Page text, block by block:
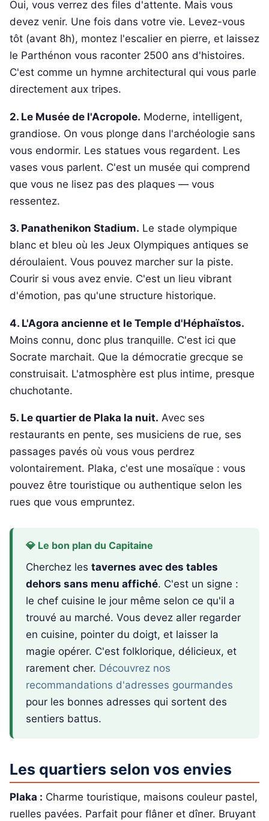
Oui, vous verrez des files d'attente. Mais vous
devez venir. Une fois dans votre vie. Levez-vous
tôt (avant 8h), montez l'escalier en pierre, et laissez
le Parthénon vous raconter 2500 ans d'histoires.
C'est comme un hymne architectural qui vous parle
directement aux tripes.
2. Le Musée de l'Acropole. Moderne, intelligent,
grandiose. On vous plonge dans l'archéologie sans
vous endormir. Les statues vous regardent. Les
vases vous parlent. C'est un musée qui comprend
que vous ne lisez pas des plaques — vous
ressentez.
3. Panathenikon Stadium. Le stade olympique
blanc et bleu où les Jeux Olympiques antiques se
déroulaient. Vous pouvez marcher sur la piste.
Courir si vous avez envie. C'est un lieu vibrant
d'émotion, pas qu'une structure historique.
4. L'Agora ancienne et le Temple d'Héphaïstos.
Moins connu, donc plus tranquille. C'est ici que
Socrate marchait. Que la démocratie grecque se
construisait. L'atmosphère est plus intime, presque
chuchotante.
5. Le quartier de Plaka la nuit. Avec ses
restaurants en pente, ses musiciens de rue, ses
passages pavés où vous vous perdrez
volontairement. Plaka, c'est une mosaïque : vous
pouvez être touristique ou authentique selon les
rues que vous empruntez.
💎 Le bon plan du Capitaine
Cherchez lestavernes avec des tables
dehors sans menu affiché. C'est un signe :
le chef cuisine le jour même selon ce qu'il a
trouvé au marché. Vous devez aller regarder
en cuisine, pointer du doigt, et laisser la
magie opérer. C'est folklorique, délicieux, et
rarement cher. Découvrez nos
recommandations d'adresses gourmandes
pour les bonnes adresses qui sortent des
sentiers battus.
Les quartiers selon vos envies
Plaka : Charme touristique, maisons couleur pastel,
ruelles pavées. Parfait pour flâner et dîner. Bruyant